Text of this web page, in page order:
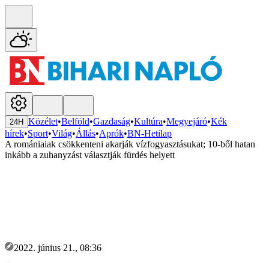
24H Közélet•Belföld•Gazdaság•Kultúra•Megyejáró•Kék
hírek•Sport•Világ•Állás•Aprók•BN-Hetilap
A romániaiak csökkenteni akarják vízfogyasztásukat; 10-ből hatan
inkább a zuhanyzást választják fürdés helyett
2022. június 21., 08:36